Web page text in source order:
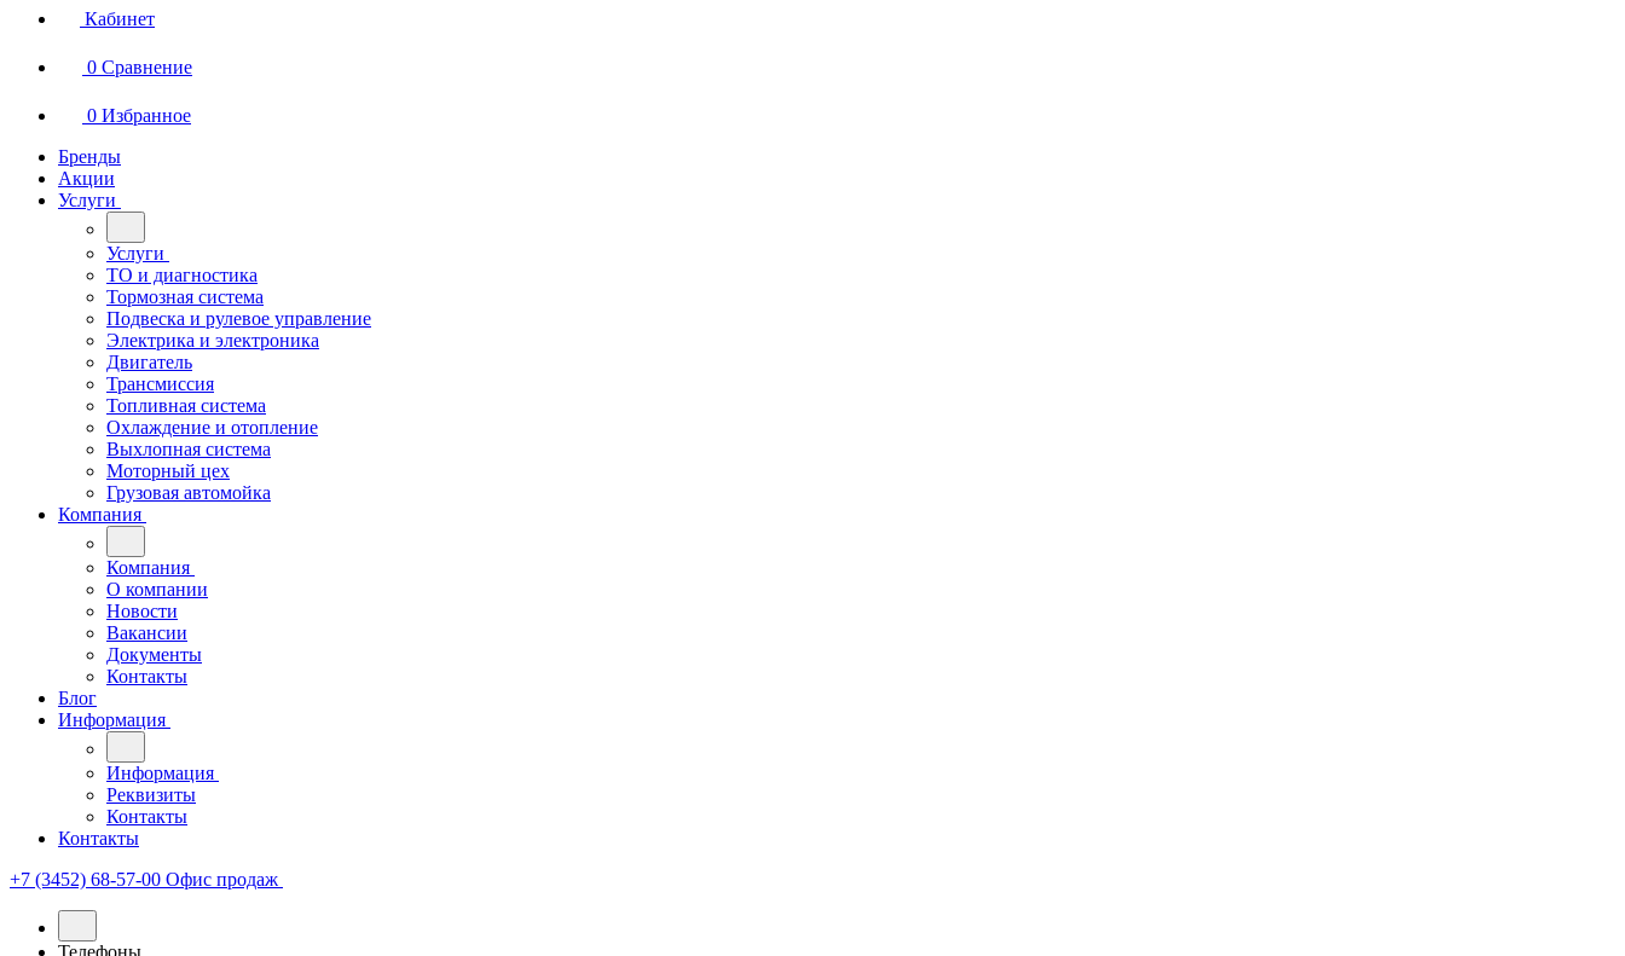
Кабинет
0 Сравнение
0 Избранное
Бренды
Акции
Услуги
Услуги
ТО и диагностика
Тормозная система
Подвеска и рулевое управление
Электрика и электроника
Двигатель
Трансмиссия
Топливная система
Охлаждение и отопление
Выхлопная система
Моторный цех
Грузовая автомойка
Компания
Компания
О компании
Новости
Вакансии
Документы
Контакты
Блог
Информация
Информация
Реквизиты
Контакты
Контакты
+7 (3452) 68-57-00 Офис продаж
Телефоны